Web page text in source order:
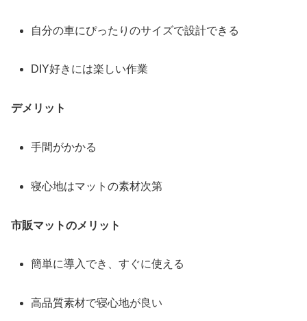
自分の車にぴったりのサイズで設計できる
DIY好きには楽しい作業
デメリット
手間がかかる
寝心地はマットの素材次第
市販マットのメリット
簡単に導入でき、すぐに使える
高品質素材で寝心地が良い